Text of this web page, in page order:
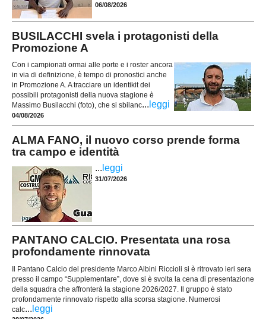
06/08/2026
BUSILACCHI svela i protagonisti della
Promozione A
Con i campionati ormai alle porte e i roster ancora
in via di definizione, è tempo di pronostici anche
in Promozione A. A tracciare un identikit dei
possibili protagonisti della nuova stagione è
Massimo Busilacchi (foto), che si sbilanc... leggi
04/08/2026
ALMA FANO, il nuovo corso prende forma
tra campo e identità
... leggi
31/07/2026
PANTANO CALCIO. Presentata una rosa
profondamente rinnovata
Il Pantano Calcio del presidente Marco Albini Riccioli si è ritrovato ieri sera
presso il campo “Supplementare”, dove si è svolta la cena di presentazione
della squadra che affronterà la stagione 2026/2027. Il gruppo è stato
profondamente rinnovato rispetto alla scorsa stagione. Numerosi
calc... leggi